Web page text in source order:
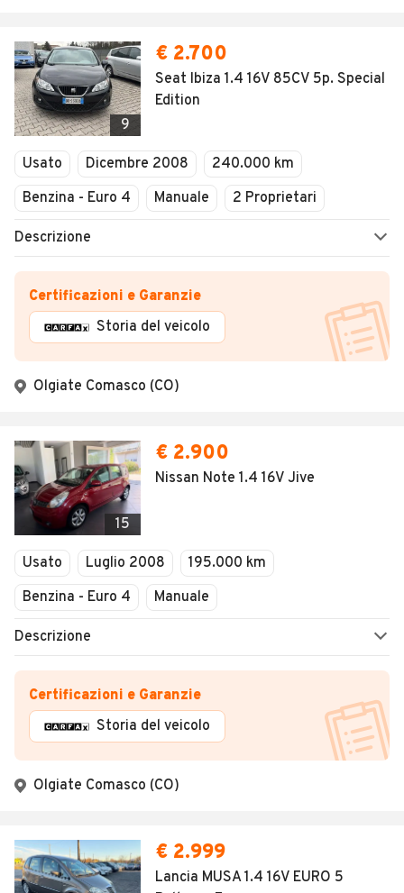
9
€ 2.700
Seat Ibiza 1.4 16V 85CV 5p. Special
Edition
Usato Dicembre 2008
240.000 km
Benzina - Euro 4
Manuale 2 Proprietari
Descrizione
Certificazioni e Garanzie
Storia del veicolo
Olgiate Comasco (CO)
15
€ 2.900
Nissan Note 1.4 16V Jive
Usato Luglio 2008
195.000 km
Benzina - Euro 4
Manuale
Descrizione
Certificazioni e Garanzie
Storia del veicolo
Olgiate Comasco (CO)
€ 2.999
Lancia MUSA 1.4 16V EURO 5